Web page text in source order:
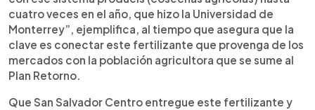
cuatro veces en el año, que hizo la Universidad de
Monterrey”, ejemplifica, al tiempo que asegura que la
clave es conectar este fertilizante que provenga de los
mercados con la población agricultora que se sume al
Plan Retorno.
Que San Salvador Centro entregue este fertilizante y